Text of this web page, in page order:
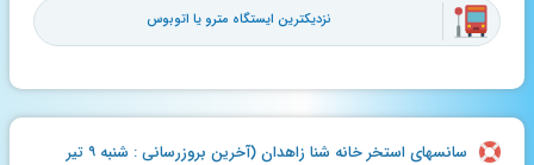
نزدیکترین ایستگاه مترو یا اتوبوس
سانسهای استخر خانه شنا زاهدان (آخرین بروزرسانی : شنبه ۹ تیر